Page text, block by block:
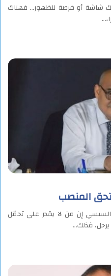
شاشة أو فرصة للظهور… فهناك
المنصب
السيسي إن من لا يقدر على تحمّل
فذلك…